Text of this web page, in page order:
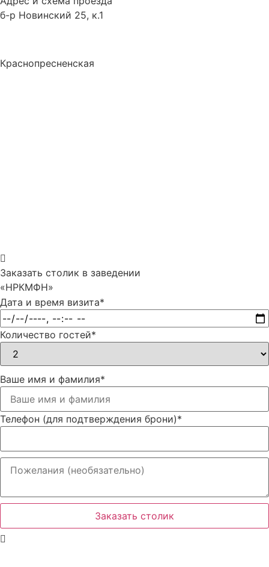
б-р Новинский 25, к.1
Краснопресненская
Заказать столик в заведении
«НРКМФН»
Дата и время визита*
Количество гостей*
Ваше имя и фамилия*
Телефон (для подтверждения брони)*
Заказать столик